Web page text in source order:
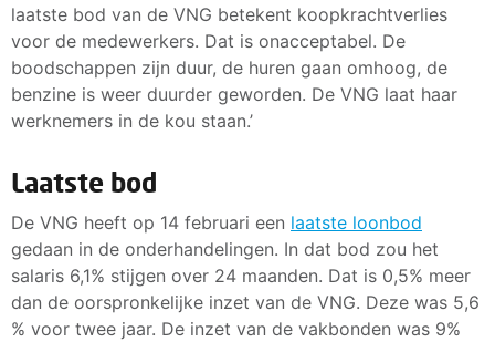
laatste bod van de VNG betekent koopkrachtverlies
voor de medewerkers. Dat is onacceptabel. De
boodschappen zijn duur, de huren gaan omhoog, de
benzine is weer duurder geworden. De VNG laat haar
werknemers in de kou staan.’
Laatste bod
De VNG heeft op 14 februari een laatste loonbod
gedaan in de onderhandelingen. In dat bod zou het
salaris 6,1% stijgen over 24 maanden. Dat is 0,5% meer
dan de oorspronkelijke inzet van de VNG. Deze was 5,6
% voor twee jaar. De inzet van de vakbonden was 9%